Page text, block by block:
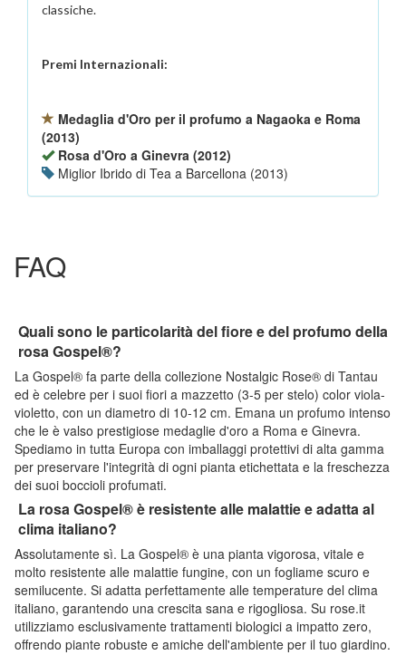
classiche.
Premi Internazionali:
Medaglia d'Oro per il profumo a Nagaoka e Roma
(2013)
Rosa d'Oro a Ginevra (2012)
Miglior Ibrido di Tea a Barcellona (2013)
FAQ
Quali sono le particolarità del fiore e del profumo della
rosa Gospel®?
La Gospel® fa parte della collezione Nostalgic Rose® di Tantau
ed è celebre per i suoi fiori a mazzetto (3-5 per stelo) color viola-
violetto, con un diametro di 10-12 cm. Emana un profumo intenso
che le è valso prestigiose medaglie d'oro a Roma e Ginevra.
Spediamo in tutta Europa con imballaggi protettivi di alta gamma
per preservare l'integrità di ogni pianta etichettata e la freschezza
dei suoi boccioli profumati.
La rosa Gospel® è resistente alle malattie e adatta al
clima italiano?
Assolutamente sì. La Gospel® è una pianta vigorosa, vitale e
molto resistente alle malattie fungine, con un fogliame scuro e
semilucente. Si adatta perfettamente alle temperature del clima
italiano, garantendo una crescita sana e rigogliosa. Su rose.it
utilizziamo esclusivamente trattamenti biologici a impatto zero,
offrendo piante robuste e amiche dell'ambiente per il tuo giardino.